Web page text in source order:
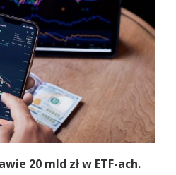
20 mld zł w ETF-ach.